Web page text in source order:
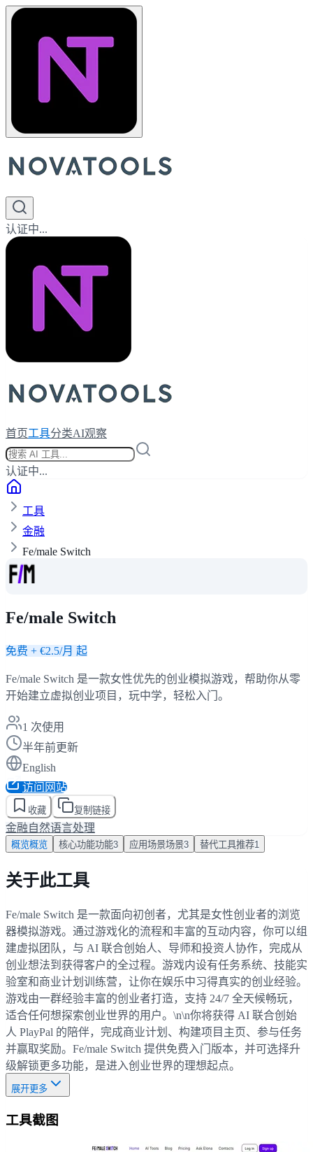
认证中...
首页工具分类AI观察
认证中...
工具
金融
Fe/male Switch
Fe/male Switch
免费 + €2.5/月 起
Fe/male Switch 是一款女性优先的创业模拟游戏，帮助你从零
开始建立虚拟创业项目，玩中学，轻松入门。
1 次使用
半年前更新
English
访问网站
收藏 复制链接
金融自然语言处理
概览概览 核心功能功能3 应用场景场景3 替代工具推荐1
关于此工具
Fe/male Switch 是一款面向初创者，尤其是女性创业者的浏览
器模拟游戏。通过游戏化的流程和丰富的互动内容，你可以组
建虚拟团队，与 AI 联合创始人、导师和投资人协作，完成从
创业想法到获得客户的全过程。游戏内设有任务系统、技能实
验室和商业计划训练营，让你在娱乐中习得真实的创业经验。
游戏由一群经验丰富的创业者打造，支持 24/7 全天候畅玩，
适合任何想探索创业世界的用户。\n\n你将获得 AI 联合创始
人 PlayPal 的陪伴，完成商业计划、构建项目主页、参与任务
并赢取奖励。Fe/male Switch 提供免费入门版本，并可选择升
级解锁更多功能，是进入创业世界的理想起点。
展开更多
工具截图